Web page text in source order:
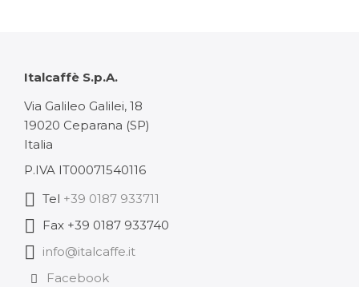
a
125,90 €
Italcaffè S.p.A.
Via Galileo Galilei, 18
19020 Ceparana (SP)
Italia
P.IVA IT00071540116
Tel +39 0187 933711
Fax +39 0187 933740
info@italcaffe.it
Facebook